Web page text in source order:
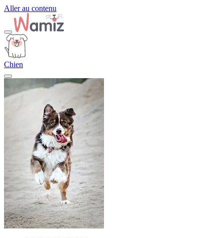
Aller au contenu
Chien